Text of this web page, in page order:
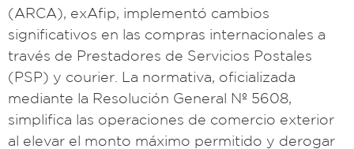
(ARCA), exAfip, implementó cambios
significativos en las compras internacionales a
través de Prestadores de Servicios Postales
(PSP) y courier. La normativa, oficializada
mediante la Resolución General Nº 5608,
simplifica las operaciones de comercio exterior
al elevar el monto máximo permitido y derogar